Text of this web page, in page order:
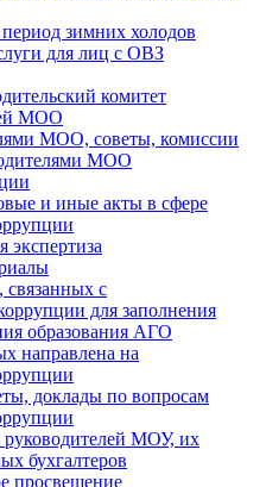
зимних холодов
для лиц с ОВЗ
комитет
МОО
МОО, советы, комиссии
МОО
и иные акты в сфере
экспертиза
с
для заполнения
образования АГО
направлена на
доклады по вопросам
МОУ, их
бухгалтеров
просвещение